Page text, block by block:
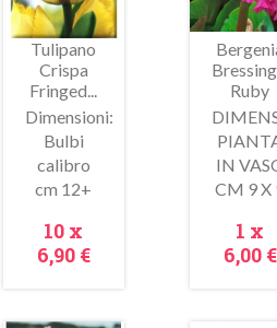
Anteprima
Tulipano
Crispa
Fringed...
Dimensioni:
Bulbi
calibro
cm 12+
Prezzo
10 x
6,90 €
Ruby
IN
CM 9 X
1 x
6,00 €